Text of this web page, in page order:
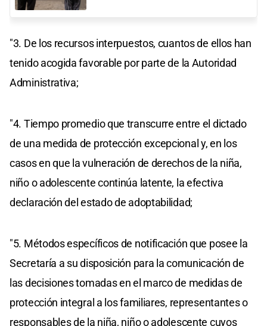
"3. De los recursos interpuestos, cuantos de ellos han
tenido acogida favorable por parte de la Autoridad
Administrativa;
"4. Tiempo promedio que transcurre entre el dictado
de una medida de protección excepcional y, en los
casos en que la vulneración de derechos de la niña,
niño o adolescente continúa latente, la efectiva
declaración del estado de adoptabilidad;
"5. Métodos específicos de notificación que posee la
Secretaría a su disposición para la comunicación de
las decisiones tomadas en el marco de medidas de
protección integral a los familiares, representantes o
responsables de la niña, niño o adolescente cuyos